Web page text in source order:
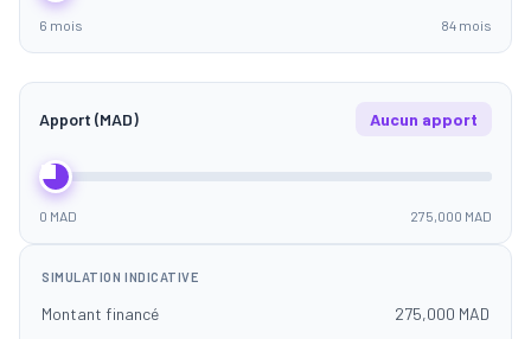
6 mois 84 mois
Apport (MAD) Aucun apport
0 MAD 275,000 MAD
SIMULATION INDICATIVE
Montant financé
275,000 MAD